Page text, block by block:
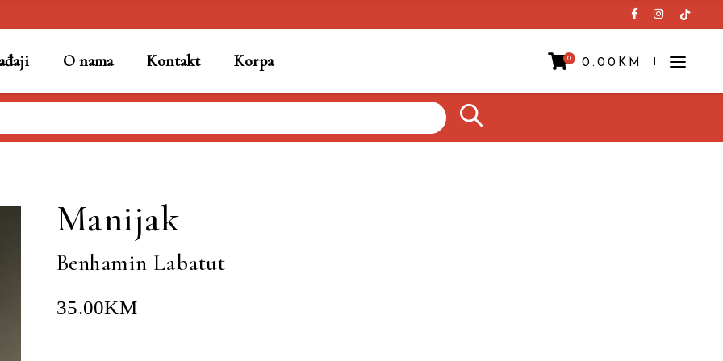
O nama Kontakt Korpa 0 0.00 KM
Prazna korpa.
Manijak
Benhamin Labatut
35.00KM